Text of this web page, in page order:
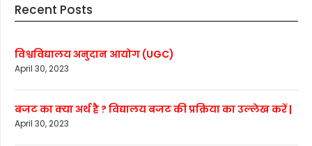
Recent Posts
विश्वविद्यालय अनुदान आयोग (UGC)
April 30, 2023
बजट का क्या अर्थ है ? विद्यालय बजट की प्रक्रिया का उल्लेख करें |
April 30, 2023